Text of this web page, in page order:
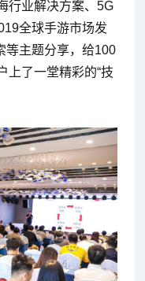
行业解决方案、5G
全球手游市场发
等主题分享，给100
上了一堂精彩的“技